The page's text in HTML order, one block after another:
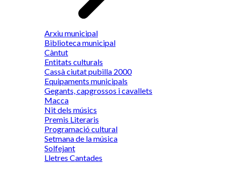
Arxiu municipal
Biblioteca municipal
Càntut
Entitats culturals
Cassà ciutat pubilla 2000
Equipaments municipals
Gegants, capgrossos i cavallets
Macca
Nit dels músics
Premis Literaris
Programació cultural
Setmana de la música
Solfejant
Lletres Cantades